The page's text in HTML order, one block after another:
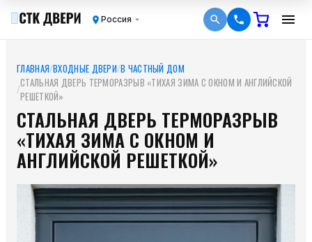
Россия
ГЛАВНАЯ/ВХОДНЫЕ ДВЕРИ/В ЧАСТНЫЙ ДОМ
/СТАЛЬНАЯ ДВЕРЬ ТЕРМОРАЗРЫВ «ТИХАЯ ЗИМА С ОКНОМ И АНГЛИЙСКОЙ
РЕШЕТКОЙ»
СТАЛЬНАЯ ДВЕРЬ ТЕРМОРАЗРЫВ
«ТИХАЯ ЗИМА С ОКНОМ И
АНГЛИЙСКОЙ РЕШЕТКОЙ»